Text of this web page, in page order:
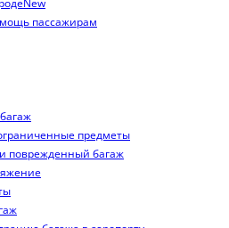
New
пассажирам
предметы
поврежденный багаж